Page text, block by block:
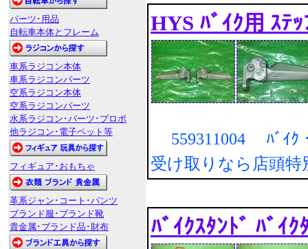
パーツ･用品
自転車本体とフレーム
車系ラジコン本体
車系ラジコンパーツ
空系ラジコン本体
空系ラジコンパーツ
水系ラジコン･パーツ･プロポ
他ラジコン･電子ペット等
フィギュア･おもちゃ
革系ジャン･コート･パンツ
ブランド服･ブランド靴
貴金属･ブランド品･財布
HYS ﾊﾞｲｸ用 ｽﾃｯ
559311004 ﾊﾞｲｸ
受け取りなら店頭特
ﾊﾞｲｸｽﾀﾝﾄﾞ ﾊﾞｲｸ